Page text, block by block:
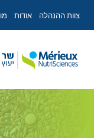
צוות ההנהלה אודות
content